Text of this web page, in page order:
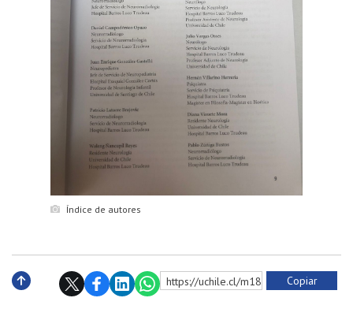
Índice de autores
https://uchile.cl/m182034 Copiar